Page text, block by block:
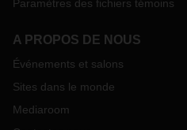
Paramètres des fichiers témoins
A PROPOS DE NOUS
Événements et salons
Sites dans le monde
Mediaroom